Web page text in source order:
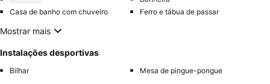
Casa de banho com chuveiro
Ferro e tábua de passar
Mostrar mais
Instalações desportivas
Bilhar Mesa de pingue-pongue